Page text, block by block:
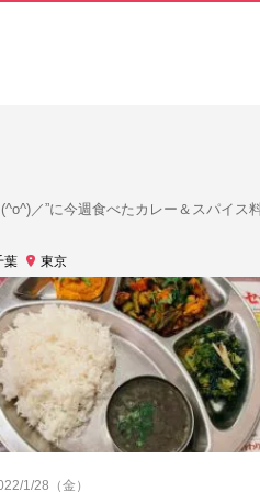
／”に今週食べたカレー＆スパイ
葉 東京
1/28（金）